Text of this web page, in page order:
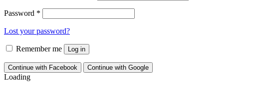
Password *
Lost your password?
Remember me Log in
Continue with Facebook Continue with Google
Loading